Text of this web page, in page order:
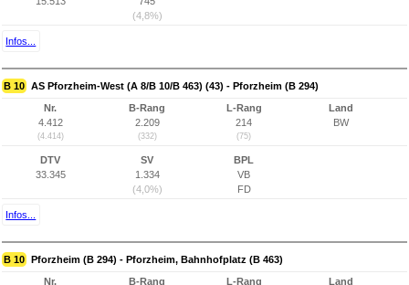
(4,8%)
Infos...
B 10 AS Pforzheim-West (A 8/B 10/B 463) (43) - Pforzheim (B 294)
Nr.
4.412
(4.414)
B-Rang
2.209
(332)
L-Rang
214
(75)
Land
BW
DTV
33.345
SV
1.334
(4,0%)
BPL
VB
FD
Infos...
B 10 Pforzheim (B 294) - Pforzheim, Bahnhofplatz (B 463)
Nr.
B-Rang
L-Rang
Land